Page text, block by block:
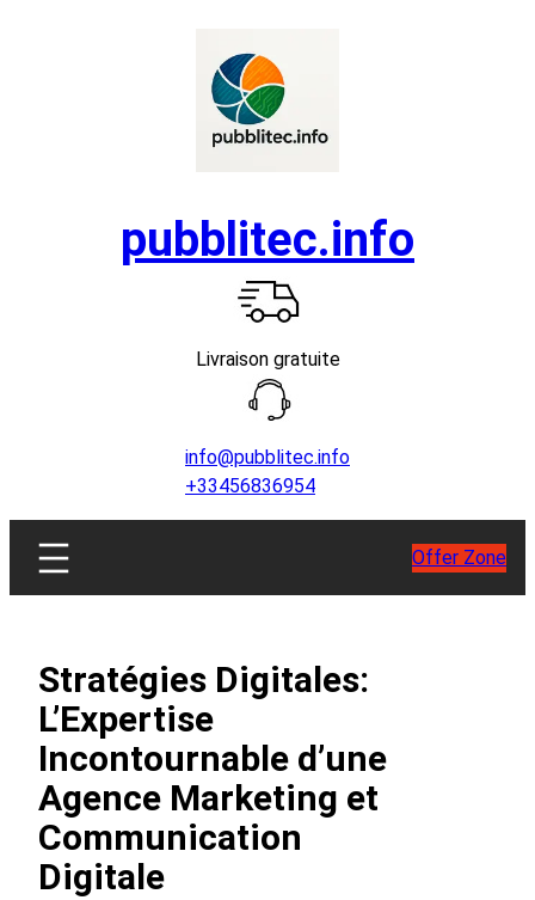
pubblitec.info
Livraison gratuite
info@pubblitec.info
+33456836954
Offer Zone
Stratégies Digitales:
L’Expertise
Incontournable d’une
Agence Marketing et
Communication
Digitale